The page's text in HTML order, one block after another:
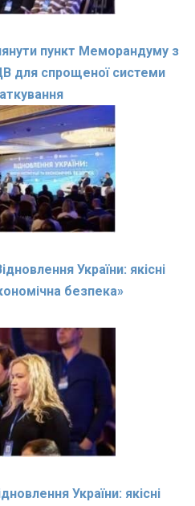
пункт Меморандуму з
для спрощеної системи
України: якісні
безпека»
України: якісні